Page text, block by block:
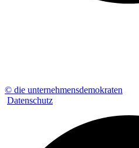
© die unternehmensdemokraten
Datenschutz